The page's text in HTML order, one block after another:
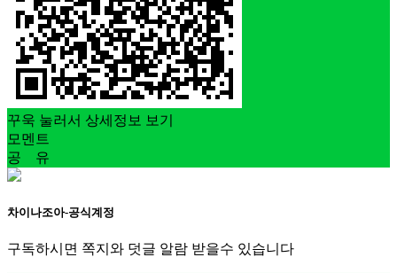
꾸욱 눌러서 상세정보 보기
모멘트
공 유
차이나조아-공식계정
구독하시면 쪽지와 덧글 알람 받을수 있습니다